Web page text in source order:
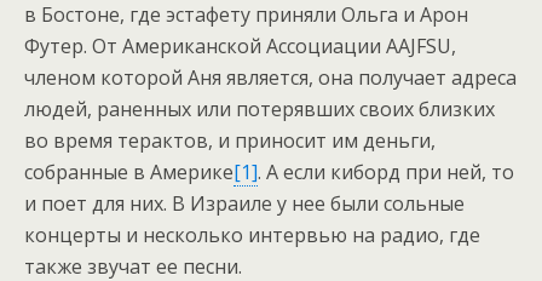
в Бостоне, где эстафету приняли Ольга и Арон
Футер. От Американской Ассоциации AAJFSU,
членом которой Аня является, она получает адреса
людей, раненных или потерявших своих близких
во время терактов, и приносит им деньги,
собранные в Америке[1]. А если киборд при ней, то
и поет для них. В Израиле у нее были сольные
концерты и несколько интервью на радио, где
также звучат ее песни.